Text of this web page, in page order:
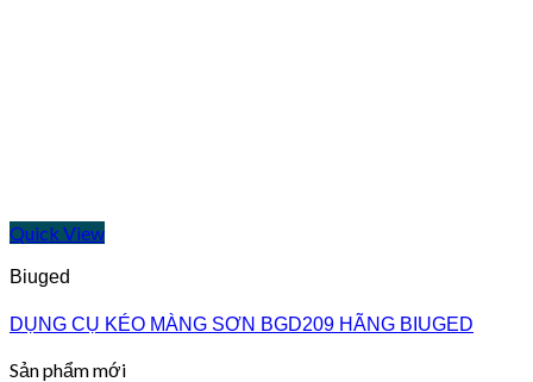
Quick View
Biuged
DỤNG CỤ KÉO MÀNG SƠN BGD209 HÃNG BIUGED
Sản phẩm mới